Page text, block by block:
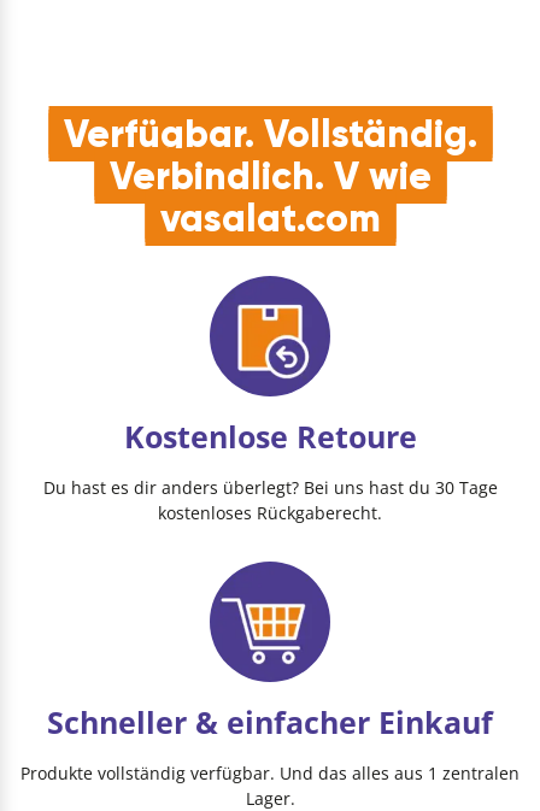
Verfügbar. Vollständig.
Verbindlich. V wie
vasalat.com
Kostenlose Retoure
Du hast es dir anders überlegt? Bei uns hast du 30 Tage
kostenloses Rückgaberecht.
Schneller & einfacher Einkauf
Produkte vollständig verfügbar. Und das alles aus 1 zentralen
Lager.